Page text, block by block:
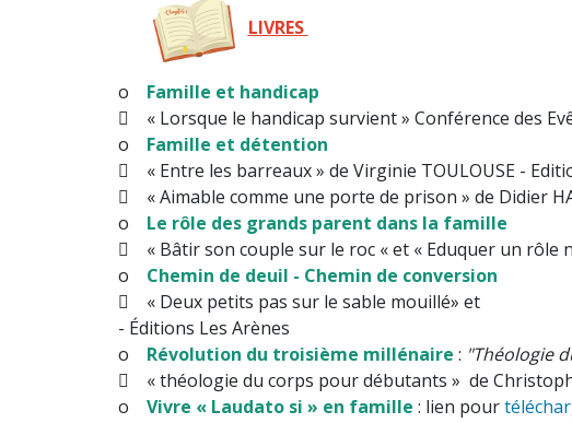
LIVRES
o Famille et handicap
 « Lorsque le handicap survient » Conférence
o Famille et détention
 « Entre les barreaux » de Virginie TOULOUSE -
 « Aimable comme une porte de prison » de Didier
o Le rôle des grands parent dans la famille
 « Bâtir son couple sur le roc « et « Eduquer un rôle
o
Chemin de deuil - Chemin de conversion
 « Deux petits pas sur le sable
- Éditions Les Arènes
o
Révolution du troisième millénaire : "Théologie
 « théologie du corps pour débutants » de
o Vivre « Laudato si » en famille : lien pour